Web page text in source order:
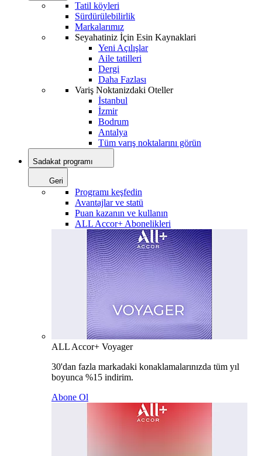
Tatil köyleri
Sürdürülebilirlik
Markalarımız
Seyahatiniz İçin Esin Kaynaklari
Yeni Açılışlar
Aile tatilleri
Dergi
Daha Fazlası
Variş Noktanizdaki Oteller
İstanbul
İzmir
Bodrum
Antalya
Tüm varış noktalarını görün
Sadakat programı
Geri
Programı keşfedin
Avantajlar ve statü
Puan kazanın ve kullanın
ALL Accor+ Abonelikleri
ALL Accor+ Voyager
30'dan fazla markadaki konaklamalarınızda tüm yıl
boyunca %15 indirim.
Abone Ol